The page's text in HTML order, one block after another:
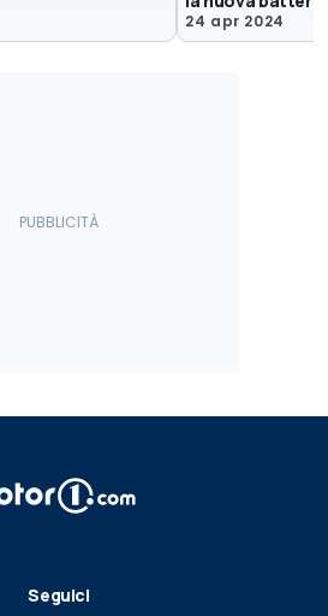
24 apr 2024
Seguici